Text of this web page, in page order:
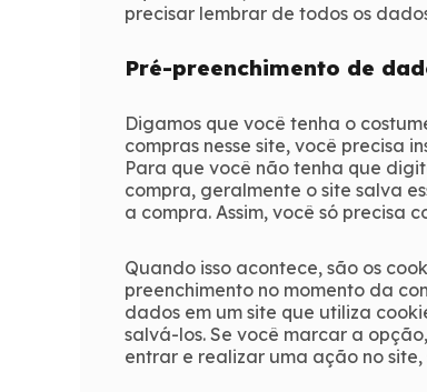
precisar lembrar de todos os
Pré-preenchimento de
Digamos que você tenha o
compras nesse site, você precisa
Para que você não tenha que
compra, geralmente o site salva
a compra. Assim, você só precisa
Quando isso acontece, são os
preenchimento no momento da
dados em um site que utiliza
salvá-los. Se você marcar a
entrar e realizar uma ação no